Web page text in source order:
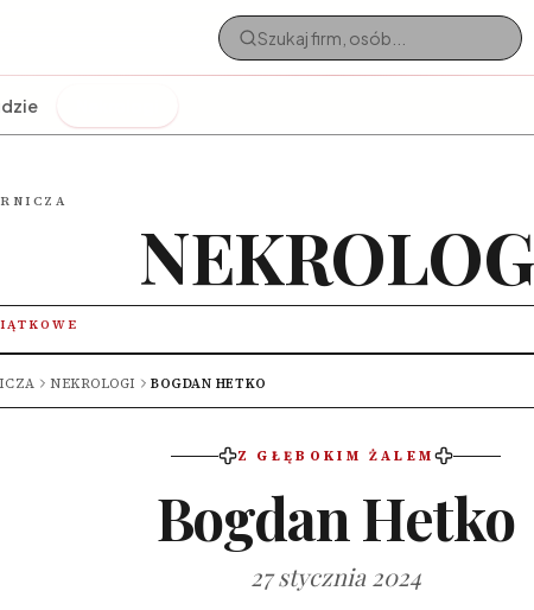
NEKROLOG
NEKROLOGI BOGDAN HETKO
Z GŁĘBOKIM ŻALEM
Bogdan Hetko
27 stycznia 2024